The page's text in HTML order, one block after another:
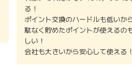
る！
ポイント交換のハードルも低いか
駄なく貯めたポイントが使えるの
しい！
会社も大きいから安心して使える！